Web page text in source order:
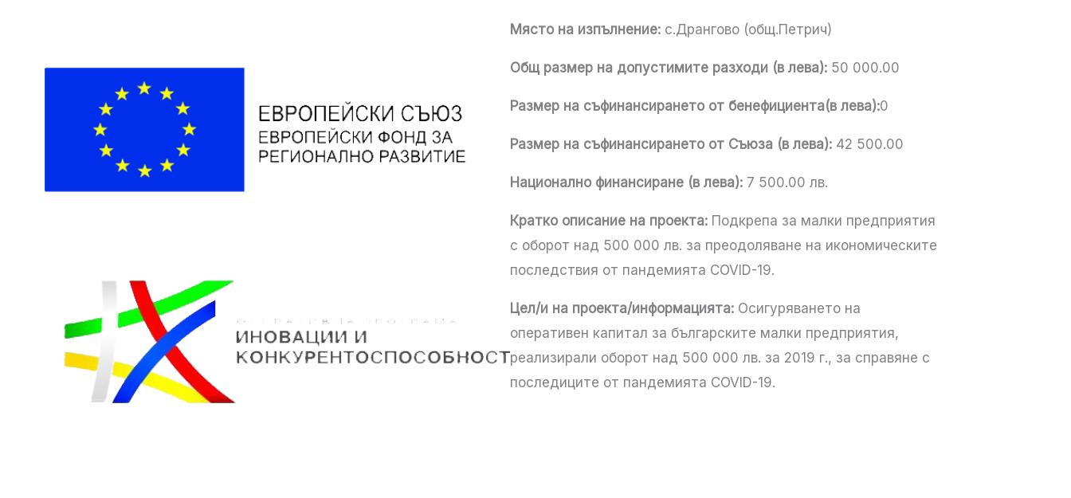
Място на изпълнение: с.Дрангово (общ.Петрич)
Общ размер на допустимите разходи (в лева): 50 000.00
Размер на съфинансирането от бенефициента(в лева):0
Размер на съфинансирането от Съюза (в лева): 42 500.00
Национално финансиране (в лева): 7 500.00 лв.
Кратко описание на проекта: Подкрепа за малки предприятия
с оборот над 500 000 лв. за преодоляване на икономическите
последствия от пандемията COVID-19.
Цел/и на проекта/информацията: Осигуряването на
оперативен капитал за българските малки предприятия,
реализирали оборот над 500 000 лв. за 2019 г., за справяне с
последиците от пандемията COVID-19.